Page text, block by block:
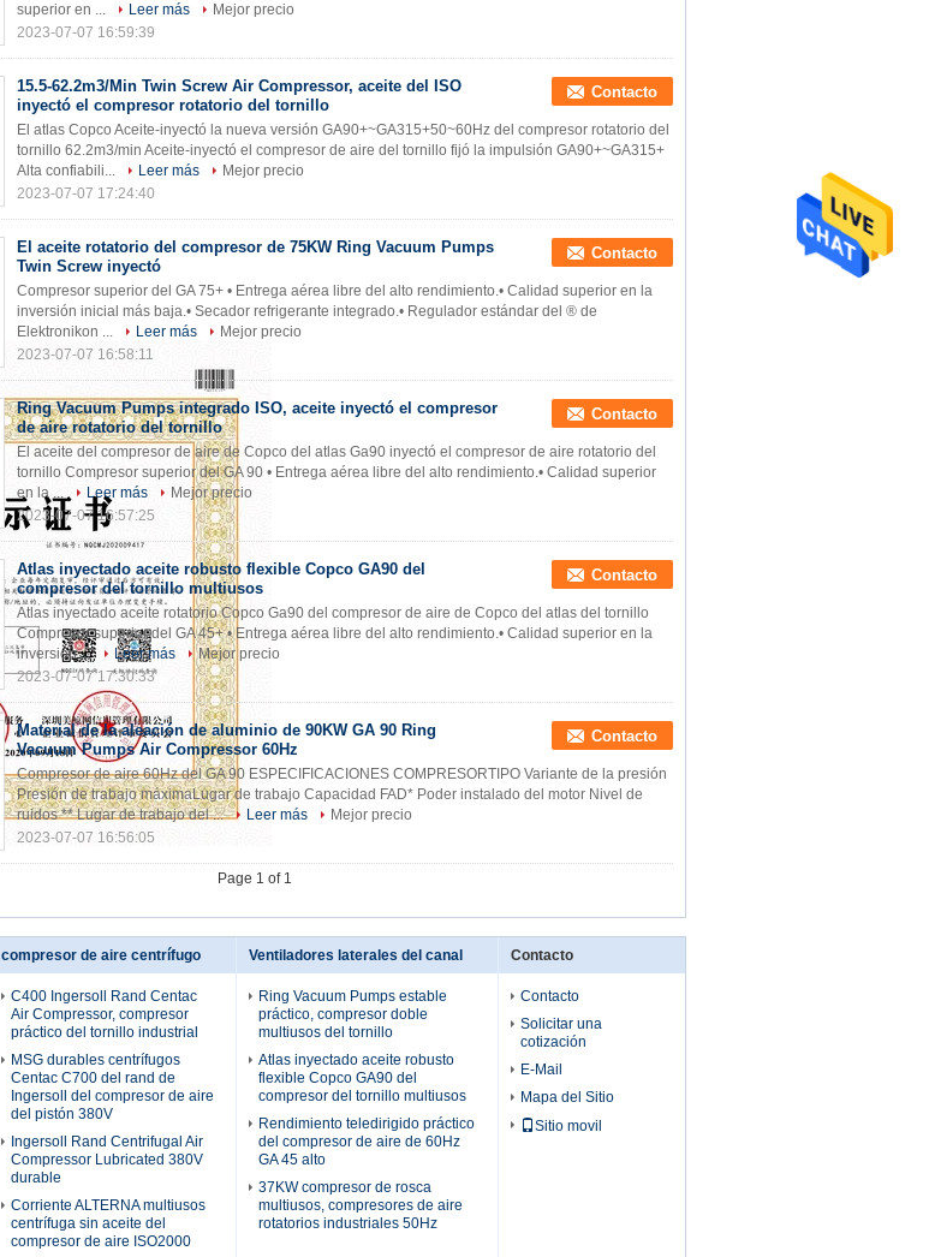
superior en ...
Leer más
Mejor precio
2023-07-07 16:59:39
15.5-62.2m3/Min Twin Screw Air Compressor, aceite del ISO
inyectó el compresor rotatorio del tornillo
Contacto
El atlas Copco Aceite-inyectó la nueva versión GA90+~GA315+50~60Hz del compresor rotatorio del
tornillo 62.2m3/min Aceite-inyectó el compresor de aire del tornillo fijó la impulsión GA90+~GA315+
Alta confiabili...
Leer más
Mejor precio
2023-07-07 17:24:40
El aceite rotatorio del compresor de 75KW Ring Vacuum Pumps
Twin Screw inyectó
Contacto
Compresor superior del GA 75+ • Entrega aérea libre del alto rendimiento.• Calidad superior en la
inversión inicial más baja.• Secador refrigerante integrado.• Regulador estándar del ® de
Elektronikon ...
Leer más
Mejor precio
2023-07-07 16:58:11
Ring Vacuum Pumps integrado ISO, aceite inyectó el compresor
de aire rotatorio del tornillo
Contacto
El aceite del compresor de aire de Copco del atlas Ga90 inyectó el compresor de aire rotatorio del
tornillo Compresor superior del GA 90 • Entrega aérea libre del alto rendimiento.• Calidad superior
en la ...
Leer más
Mejor precio
2023-07-07 16:57:25
Atlas inyectado aceite robusto flexible Copco GA90 del
compresor del tornillo multiusos
Contacto
Atlas inyectado aceite rotatorio Copco Ga90 del compresor de aire de Copco del atlas del tornillo
Compresor superior del GA 45+ • Entrega aérea libre del alto rendimiento.• Calidad superior en la
inversión ...
Leer más
Mejor precio
2023-07-07 17:30:33
Material de la aleación de aluminio de 90KW GA 90 Ring
Vacuum Pumps Air Compressor 60Hz
Contacto
Compresor de aire 60Hz del GA 90 ESPECIFICACIONES COMPRESORTIPO Variante de la presión
Presión de trabajo máximaLugar de trabajo Capacidad FAD* Poder instalado del motor Nivel de
ruidos ** Lugar de trabajo del ...
Leer más
Mejor precio
2023-07-07 16:56:05
Page 1 of 1
compresor de aire centrífugo
C400 Ingersoll Rand Centac
Air Compressor, compresor
práctico del tornillo industrial
MSG durables centrífugos
Centac C700 del rand de
Ingersoll del compresor de aire
del pistón 380V
Ingersoll Rand Centrifugal Air
Compressor Lubricated 380V
durable
Corriente ALTERNA multiusos
centrífuga sin aceite del
compresor de aire ISO2000
Ventiladores laterales del canal
Ring Vacuum Pumps estable
práctico, compresor doble
multiusos del tornillo
Atlas inyectado aceite robusto
flexible Copco GA90 del
compresor del tornillo multiusos
Rendimiento teledirigido práctico
del compresor de aire de 60Hz
GA 45 alto
37KW compresor de rosca
multiusos, compresores de aire
rotatorios industriales 50Hz
Contacto
Contacto
Solicitar una
cotización
E-Mail
Mapa del Sitio
Sitio movil